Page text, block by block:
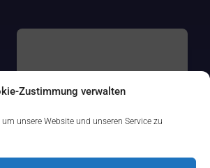
Zustimmung verwalten
unsere Website und unseren Service zu